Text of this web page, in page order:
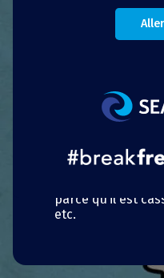
clients ont
leurs propres
jusque-là
Pour y pallier, la
récipient doit
employés ont la
placer leurs
parce qu’il est
etc.